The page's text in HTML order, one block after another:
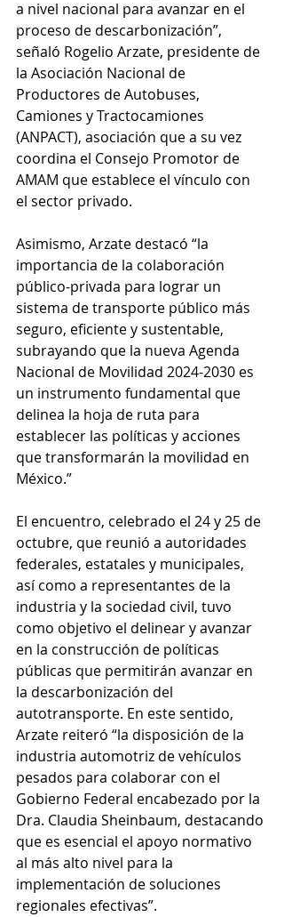
a nivel nacional para avanzar en el
proceso de descarbonización”,
señaló Rogelio Arzate, presidente de
la Asociación Nacional de
Productores de Autobuses,
Camiones y Tractocamiones
(ANPACT), asociación que a su vez
coordina el Consejo Promotor de
AMAM que establece el vínculo con
el sector privado.
Asimismo, Arzate destacó “la
importancia de la colaboración
público-privada para lograr un
sistema de transporte público más
seguro, eficiente y sustentable,
subrayando que la nueva Agenda
Nacional de Movilidad 2024-2030 es
un instrumento fundamental que
delinea la hoja de ruta para
establecer las políticas y acciones
que transformarán la movilidad en
México.”
El encuentro, celebrado el 24 y 25 de
octubre, que reunió a autoridades
federales, estatales y municipales,
así como a representantes de la
industria y la sociedad civil, tuvo
como objetivo el delinear y avanzar
en la construcción de políticas
públicas que permitirán avanzar en
la descarbonización del
autotransporte. En este sentido,
Arzate reiteró “la disposición de la
industria automotriz de vehículos
pesados para colaborar con el
Gobierno Federal encabezado por la
Dra. Claudia Sheinbaum, destacando
que es esencial el apoyo normativo
al más alto nivel para la
implementación de soluciones
regionales efectivas”.